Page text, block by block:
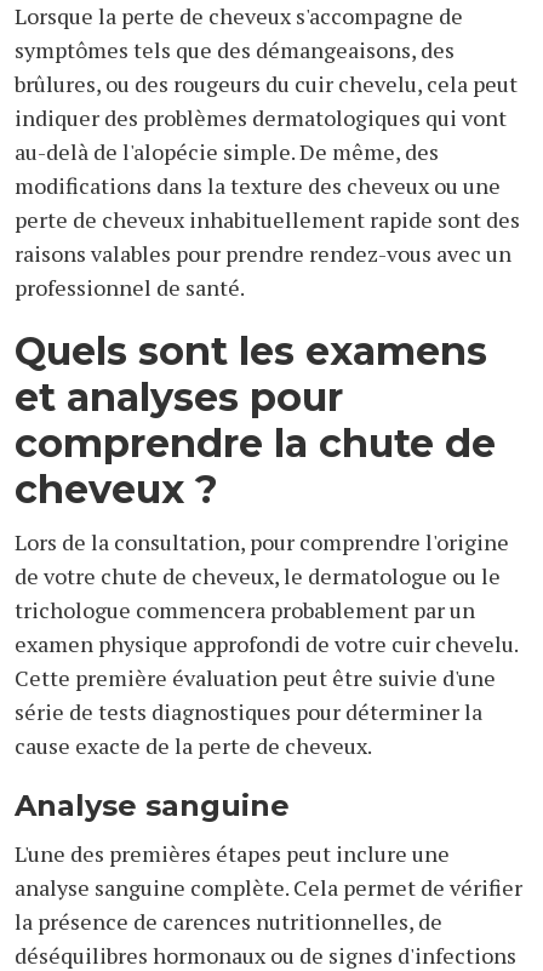
Lorsque la perte de cheveux s'accompagne de
symptômes tels que des démangeaisons, des
brûlures, ou des rougeurs du cuir chevelu, cela peut
indiquer des problèmes dermatologiques qui vont
au-delà de l'alopécie simple. De même, des
modifications dans la texture des cheveux ou une
perte de cheveux inhabituellement rapide sont des
raisons valables pour prendre rendez-vous avec un
professionnel de santé.
Quels sont les examens
et analyses pour
comprendre la chute de
cheveux ?
Lors de la consultation, pour comprendre l'origine
de votre chute de cheveux, le dermatologue ou le
trichologue commencera probablement par un
examen physique approfondi de votre cuir chevelu.
Cette première évaluation peut être suivie d'une
série de tests diagnostiques pour déterminer la
cause exacte de la perte de cheveux.
Analyse sanguine
L'une des premières étapes peut inclure une
analyse sanguine complète. Cela permet de vérifier
la présence de carences nutritionnelles, de
déséquilibres hormonaux ou de signes d'infections